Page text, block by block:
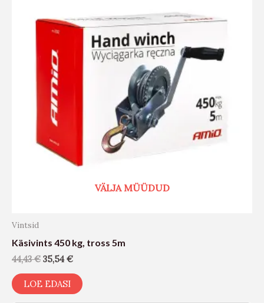
VÄLJA MÜÜDUD
Vintsid
Käsivints 450 kg, tross 5m
44,43€ 35,54€
LOE EDASI